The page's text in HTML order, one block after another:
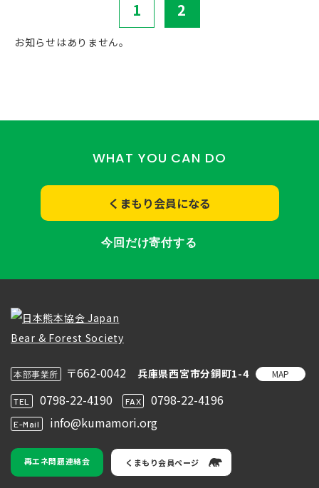
1 2
お知らせはありません。
WHAT YOU CAN DO
くまもり会員になる
今回だけ寄付する
本部事業所 〒662-0042 兵庫県西宮市分銅町1-4 MAP
TEL 0798-22-4190 FAX 0798-22-4196
E-Mail info@kumamori.org
再エネ問題連絡会 くまもり会員ページ